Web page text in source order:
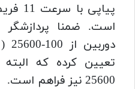
تعیین کرده که البته
25600 نیز فراهم است.